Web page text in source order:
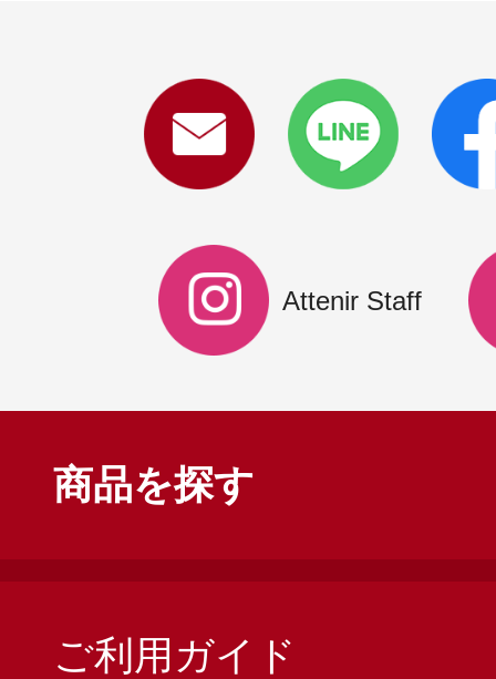
Attenir Staff
商品を探す
ご利用ガイド